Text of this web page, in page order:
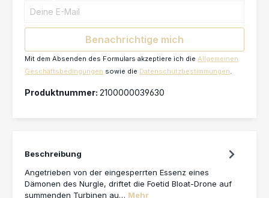
Deine E-Mail
Benachrichtige mich
Mit dem Absenden des Formulars akzeptiere ich die Allgemeinen
Geschäftsbedingungen sowie die Datenschutzbestimmungen
Produktnummer: 2100000039630
Beschreibung
Angetrieben von der eingesperrten Essenz eines
Dämonen des Nurgle, driftet die Foetid Bloat-Drone auf
summenden Turbinen au… Mehr